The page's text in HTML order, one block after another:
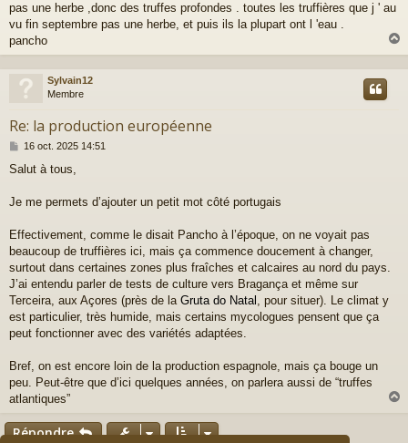
a
g
pas une herbe ,donc des truffes profondes . toutes les truffières que j ' au
vu fin septembre pas une herbe, et puis ils la plupart ont l 'eau .
pancho
a
Sylvain12
Membre
Re: la production européenne
M
s
a
16 oct. 2025 14:51
Salut à tous,
Je me permets d’ajouter un petit mot côté portugais
Effectivement, comme le disait Pancho à l’époque, on ne voyait pas
beaucoup de truffières ici, mais ça commence doucement à changer,
surtout dans certaines zones plus fraîches et calcaires au nord du pays.
J’ai entendu parler de tests de culture vers Bragança et même sur
Terceira, aux Açores (près de la Gruta do Natal , pour situer). Le climat y
est particulier, très humide, mais certains mycologues pensent que ça
peut fonctionner avec des variétés adaptées.
Bref, on est encore loin de la production espagnole, mais ça bouge un
peu. Peut-être que d’ici quelques années, on parlera aussi de “truffes
atlantiques”
Répondre